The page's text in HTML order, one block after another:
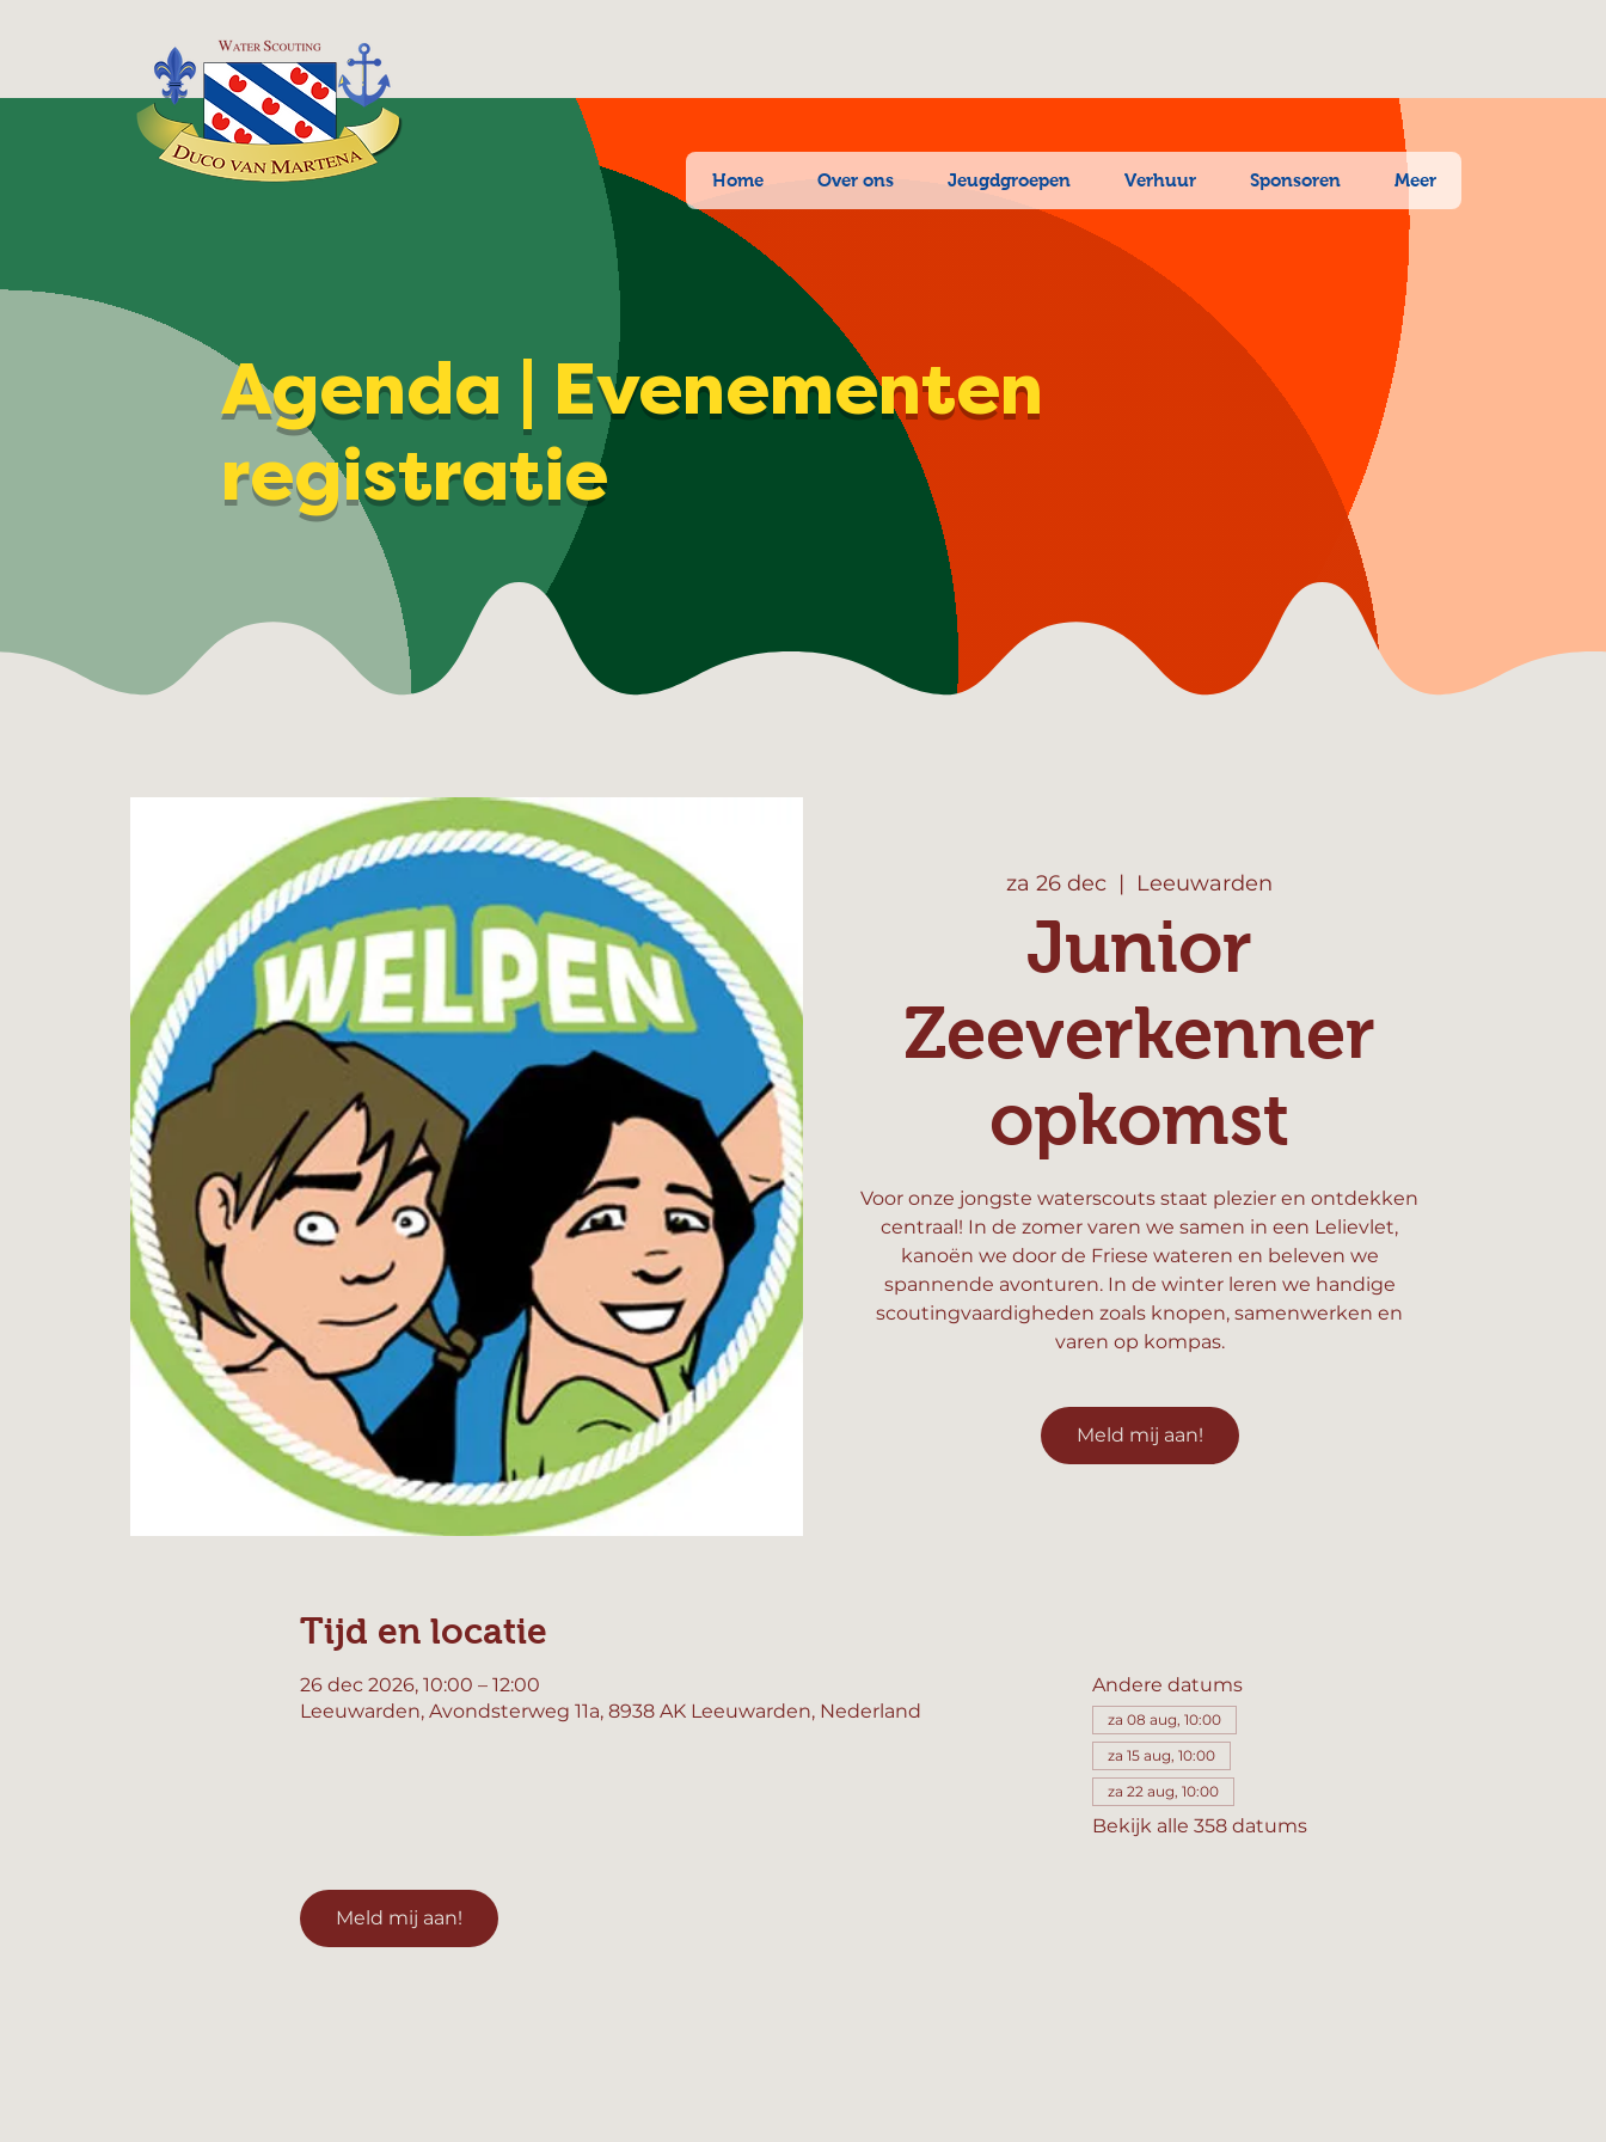
Home Over ons Jeugdgroepen Verhuur Sponsoren Meer
Agenda | Evenementen
registratie
za 26 dec
  |
Leeuwarden
Junior
Zeeverkenner
opkomst
Voor onze jongste waterscouts staat plezier en ontdekken
centraal! In de zomer varen we samen in een Lelievlet,
kanoën we door de Friese wateren en beleven we
spannende avonturen. In de winter leren we handige
scoutingvaardigheden zoals knopen, samenwerken en
varen op kompas.
Meld mij aan!
Tijd en locatie
26 dec 2026, 10:00 – 12:00
Leeuwarden, Avondsterweg 11a, 8938 AK Leeuwarden, Nederland
Andere datums
za 08 aug, 10:00
za 15 aug, 10:00
za 22 aug, 10:00
Bekijk alle 358 datums
Meld mij aan!